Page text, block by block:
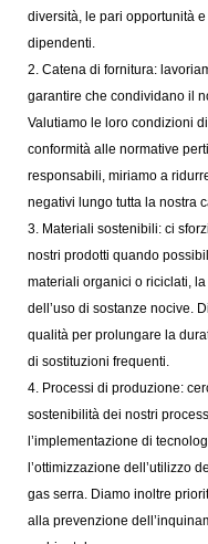
diversità, le pari opportunità
dipendenti.
2. Catena di fornitura:
garantire che condividano il
Valutiamo le loro condizioni
conformità alle normative
responsabili, miriamo a
negativi lungo tutta la nostra
3. Materiali sostenibili: ci
nostri prodotti quando
materiali organici o riciclati,
dell’uso di sostanze nocive.
qualità per prolungare la
di sostituzioni frequenti.
4. Processi di produzione:
sostenibilità dei nostri
l’implementazione di
l’ottimizzazione dell’utilizzo
gas serra. Diamo inoltre
alla prevenzione